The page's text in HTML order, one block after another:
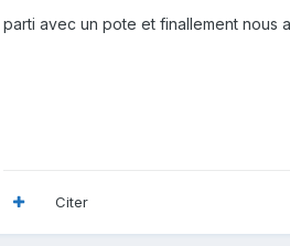
parti avec un pote et finallement nous
Citer